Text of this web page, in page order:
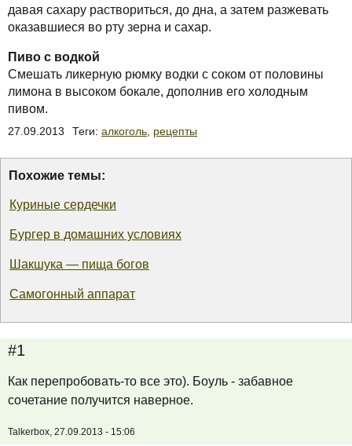
давая сахару раствориться, до дна, а затем разжевать
оказавшиеся во рту зерна и сахар.
Пиво с водкой
Смешать ликерную рюмку водки с соком от половины
лимона в высоком бокале, дополнив его холодным
пивом.
27.09.2013 Теги: алкоголь рецепты
Похожие темы:
Куриные сердечки
Бургер в домашних условиях
Шакшука — пища богов
Самогонный аппарат
#1
Как перепробовать-то все это). Боуль - забавное
сочетание получится наверное.
Talkerbox, 27.09.2013 - 15:06